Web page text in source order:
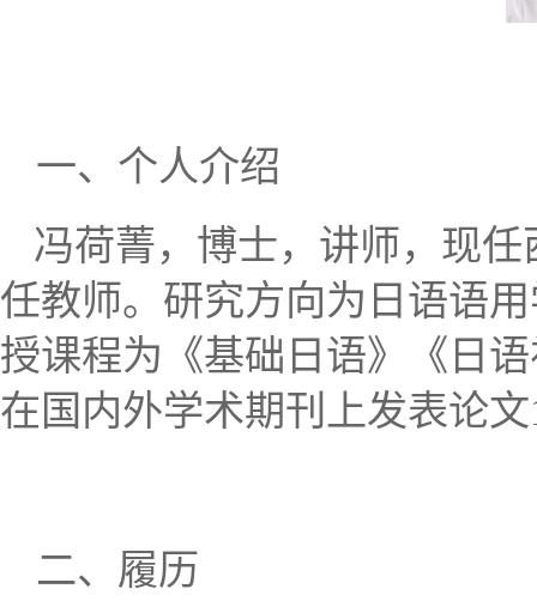
一、 个人介绍
冯荷菁，博士，讲师，现
任教师。研究方向为 日语语
授课程为《基础日语》《日
在国内外学术期刊上发表论文
二、 履历